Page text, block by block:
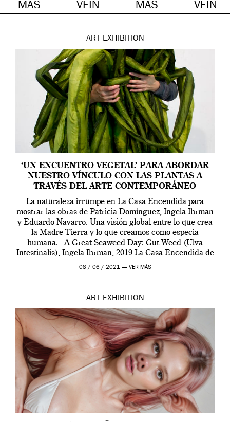
MÁS VEIN MÁS VEIN
ART EXHIBITION
‘UN ENCUENTRO VEGETAL’ PARA ABORDAR
NUESTRO VÍNCULO CON LAS PLANTAS A
TRAVÉS DEL ARTE CONTEMPORÁNEO
La naturaleza irrumpe en La Casa Encendida para
mostrar las obras de Patricia Domínguez, Ingela Ihrman
y Eduardo Navarro. Una visión global entre lo que crea
la Madre Tierra y lo que creamos como especia
humana. A Great Seaweed Day: Gut Weed (Ulva
Intestinalis), Ingela Ihrman, 2019 La Casa Encendida de
Madrid y la Wellcome […]
08 / 06 / 2021 — VER MÁS
ART EXHIBITION